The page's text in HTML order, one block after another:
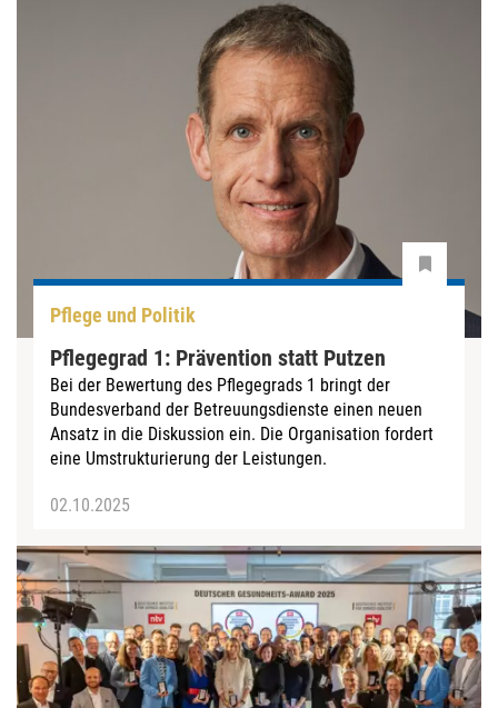
Pflege und Politik
Pflegegrad 1: Prävention statt Putzen
Bei der Bewertung des Pflegegrads 1 bringt der
Bundesverband der Betreuungsdienste einen neuen
Ansatz in die Diskussion ein. Die Organisation fordert
eine Umstrukturierung der Leistungen.
02.10.2025